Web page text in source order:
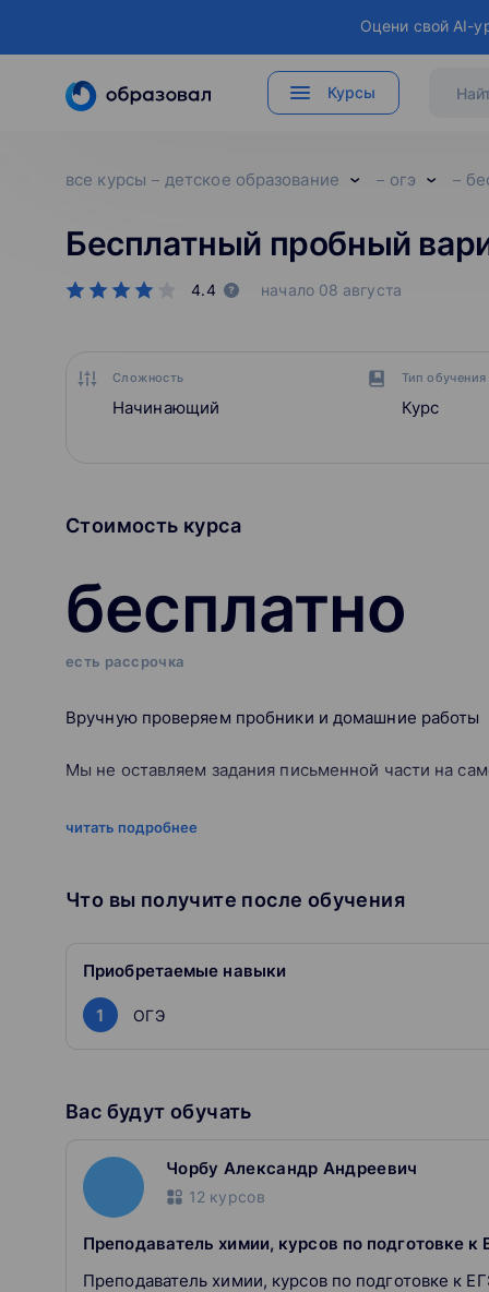
Оцени свой AI-
Курсы
все курсы детское образование огэ
Бесплатный пробный
4.4 начало 08 августа
Сложность
Начинающий
Тип обучения
Курс
Стоимость курса
бесплатно
есть рассрочка
Вручную проверяем пробники и домашние работы
Мы не оставляем задания письменной части на
Проверяем «по-настоящему», как на экзамене, и в
Личный куратор ответит на вопросы в течение двух
домашке — в любое время
Они хорошо знают, как непросто бывает с
читать подробнее
Что вы получите после обучения
Приобретаемые навыки
1 ОГЭ
Вас будут обучать
Чорбу Александр Андреевич
12 курсов
Преподаватель химии, курсов по подготовке
Преподаватель химии, курсов по подготовке к